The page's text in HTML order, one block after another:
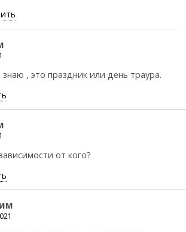
, это праздник или день траура.
от кого?